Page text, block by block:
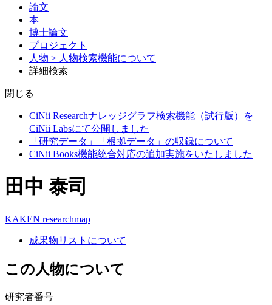
論文
本
博士論文
プロジェクト
人物 > 人物検索機能について
詳細検索
閉じる
CiNii Researchナレッジグラフ検索機能（試行版）を
CiNii Labsにて公開しました
「研究データ」「根拠データ」の収録について
CiNii Books機能統合対応の追加実施をいたしました
田中 泰司
KAKEN researchmap
成果物リストについて
この人物について
研究者番号